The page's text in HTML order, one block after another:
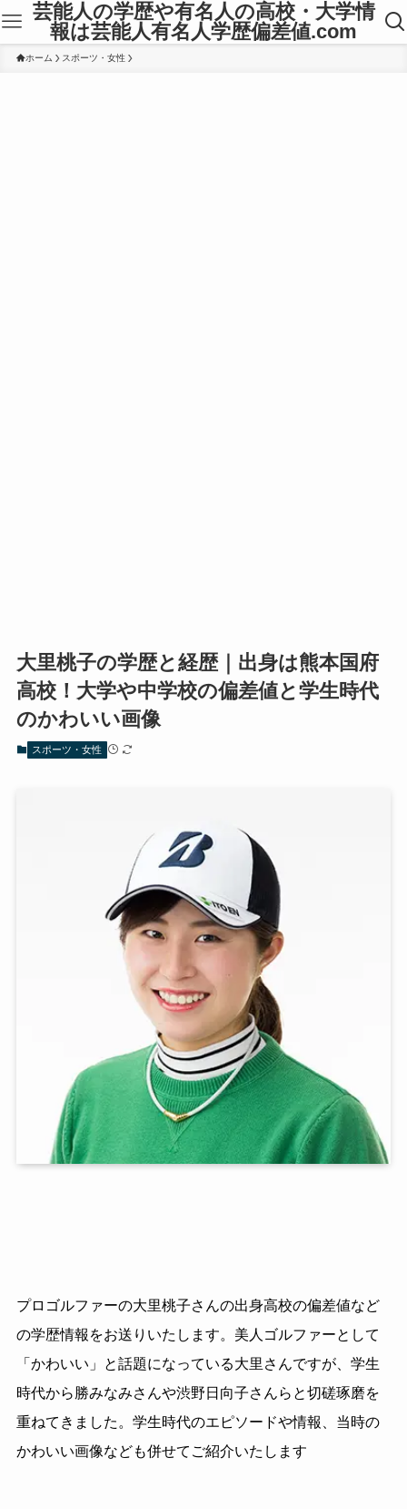
芸能人の学歴や有名人の高校・大学情
報は芸能人有名人学歴偏差値.com
ホーム スポーツ・女性
大里桃子の学歴と経歴｜出身は熊本国府
高校！大学や中学校の偏差値と学生時代
のかわいい画像
スポーツ・女性
プロゴルファーの大里桃子さんの出身高校の偏差値など
の学歴情報をお送りいたします。美人ゴルファーとして
「かわいい」と話題になっている大里さんですが、学生
時代から勝みなみさんや渋野日向子さんらと切磋琢磨を
重ねてきました。学生時代のエピソードや情報、当時の
かわいい画像なども併せてご紹介いたします